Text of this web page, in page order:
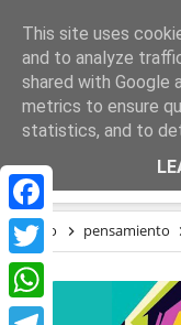
Facebook
Twitter
WhatsApp
JESÚS
Inicio pensamiento
This site uses
and to analyze
shared with Google
metrics to ensure
statistics, and to